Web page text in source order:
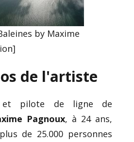
by Maxime
de l'artiste
et pilote de ligne de
Pagnoux, à 24 ans,
de 25.000 personnes